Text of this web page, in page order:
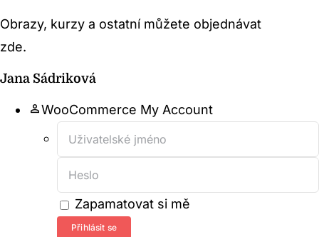
na
obsah
Obrazy, kurzy a ostatní můžete objednávat
zde.
Jana Sádriková
WooCommerce My Account
Username:
Password:
Zapamatovat si mě